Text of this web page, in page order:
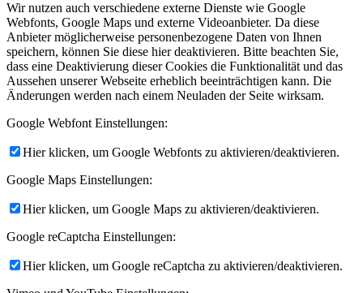
Wir nutzen auch verschiedene externe Dienste wie Google
Webfonts, Google Maps und externe Videoanbieter. Da diese
Anbieter möglicherweise personenbezogene Daten von Ihnen
speichern, können Sie diese hier deaktivieren. Bitte beachten Sie,
dass eine Deaktivierung dieser Cookies die Funktionalität und das
Aussehen unserer Webseite erheblich beeinträchtigen kann. Die
Änderungen werden nach einem Neuladen der Seite wirksam.
Google Webfont Einstellungen:
Hier klicken, um Google Webfonts zu aktivieren/deaktivieren.
Google Maps Einstellungen:
Hier klicken, um Google Maps zu aktivieren/deaktivieren.
Google reCaptcha Einstellungen:
Hier klicken, um Google reCaptcha zu aktivieren/deaktivieren.